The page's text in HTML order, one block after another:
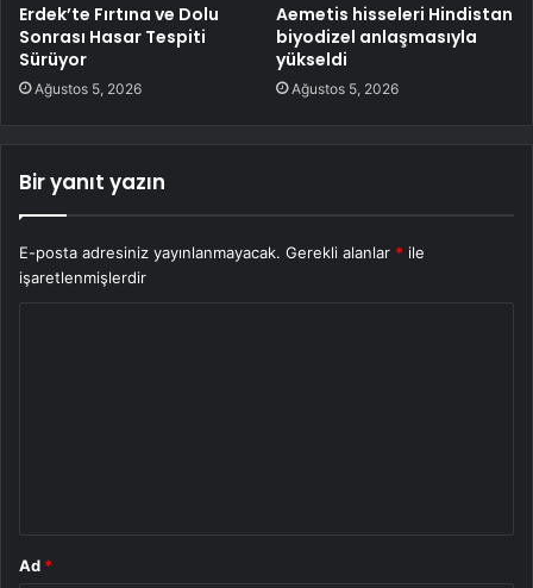
Erdek’te Fırtına ve Dolu
Sonrası Hasar Tespiti
Sürüyor
Ağustos 5, 2026
Aemetis hisseleri Hindistan
biyodizel anlaşmasıyla
yükseldi
Ağustos 5, 2026
Bir yanıt yazın
E-posta adresiniz yayınlanmayacak. Gerekli alanlar * ile
işaretlenmişlerdir
Ad *